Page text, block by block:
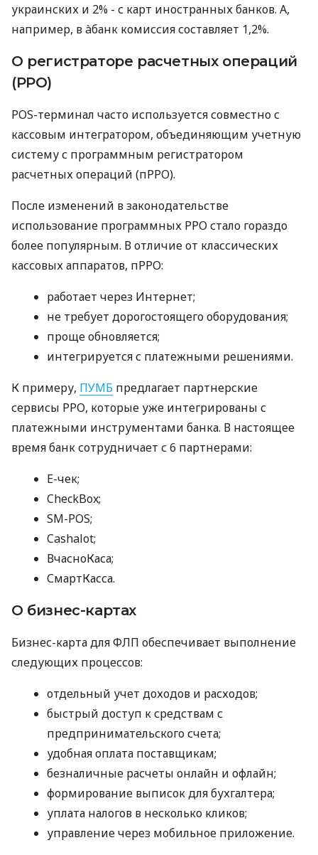
украинских и 2% - с карт иностранных банков. А,
например, в àбанк комиссия составляет 1,2%.
О регистраторе расчетных операций
(РРО)
POS-терминал часто используется совместно с
кассовым интегратором, объединяющим учетную
систему с программным регистратором
расчетных операций (пРРО).
После изменений в законодательстве
использование программных РРО стало гораздо
более популярным. В отличие от классических
кассовых аппаратов, пРРО:
работает через Интернет;
не требует дорогостоящего оборудования;
проще обновляется;
интегрируется с платежными решениями.
К примеру, ПУМБ предлагает партнерские
сервисы РРО, которые уже интегрированы с
платежными инструментами банка. В настоящее
время банк сотрудничает с 6 партнерами:
E-чек;
CheckBox;
SM-POS;
Cashalot;
ВчасноКаса;
СмартКасса.
О бизнес-картах
Бизнес-карта для ФЛП обеспечивает выполнение
следующих процессов:
отдельный учет доходов и расходов;
быстрый доступ к средствам с
предпринимательского счета;
удобная оплата поставщикам;
безналичные расчеты онлайн и офлайн;
формирование выписок для бухгалтера;
уплата налогов в несколько кликов;
управление через мобильное приложение.